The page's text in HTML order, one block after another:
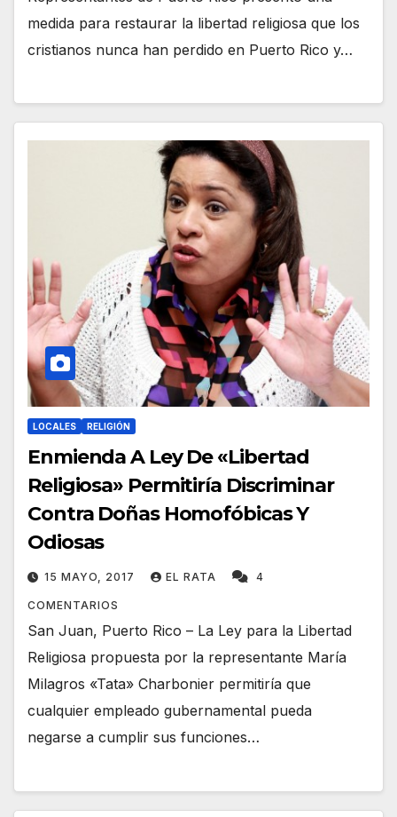
medida para restaurar la libertad religiosa que los
cristianos nunca han perdido en Puerto Rico y…
LOCALES RELIGIÓN
Enmienda A Ley De «Libertad
Religiosa» Permitiría Discriminar
Contra Doñas Homofóbicas Y
Odiosas
15 MAYO, 2017 EL RATA 4
COMENTARIOS
San Juan, Puerto Rico – La Ley para la Libertad
Religiosa propuesta por la representante María
Milagros «Tata» Charbonier permitiría que
cualquier empleado gubernamental pueda
negarse a cumplir sus funciones…